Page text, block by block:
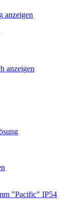
anzeigen
anzeigen
"Pacific" IP54